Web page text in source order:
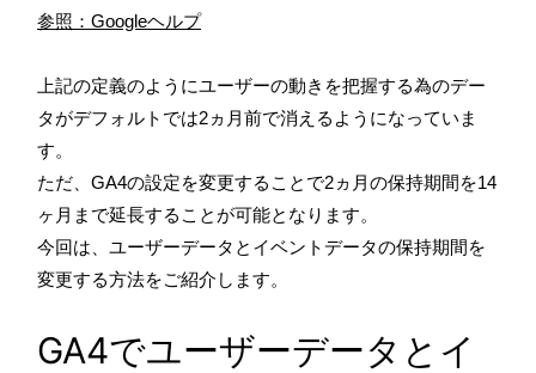
参照：Googleヘルプ
上記の定義のようにユーザーの動きを把握する為のデー
タがデフォルトでは2ヵ月前で消えるようになっていま
す。
ただ、GA4の設定を変更することで2ヵ月の保持期間を14
ヶ月まで延長することが可能となります。
今回は、ユーザーデータとイベントデータの保持期間を
変更する方法をご紹介します。
GA4でユーザーデータとイ